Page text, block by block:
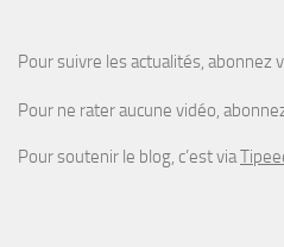
Pour suivre les actualités, abonnez
Pour ne rater aucune vidéo,
Pour soutenir le blog, c’est via